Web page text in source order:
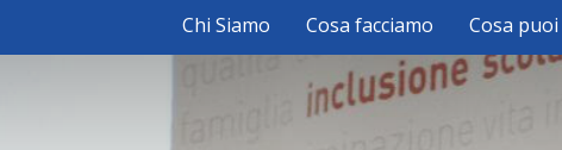
con
disabilità
intellettive
neurosviluppo
Chi Siamo Cosa facciamo Cosa